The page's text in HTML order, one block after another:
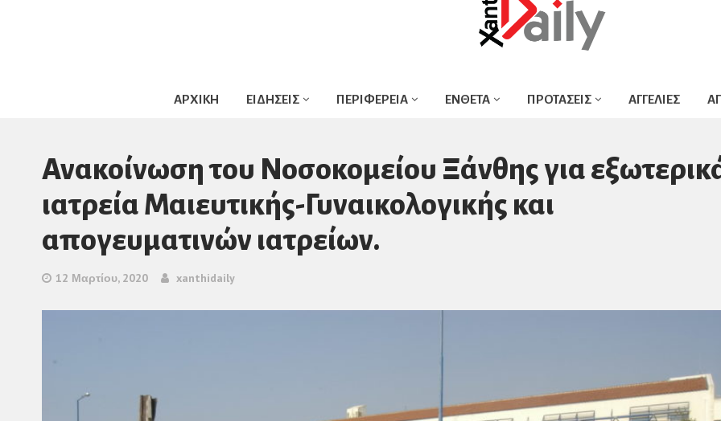
ΑΡΧΙΚΗ ΕΙΔΗΣΕΙΣ ΠΕΡΙΦΕΡΕΙΑ ΕΝΘΕΤΑ ΠΡΟΤΑΣΕΙΣ ΑΓΓΕΛΙΕΣ
Ανακοίνωση του Νοσοκομείου Ξάνθης για
ιατρεία Μαιευτικής-Γυναικολογικής και
απογευματινών ιατρείων.
12 Μαρτίου, 2020 xanthidaily